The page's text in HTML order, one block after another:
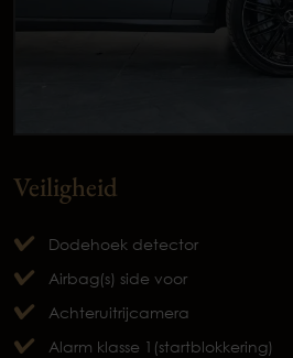
Veiligheid
Dodehoek detector
Airbag(s) side voor
Achteruitrijcamera
Alarm klasse 1(startblokkering)